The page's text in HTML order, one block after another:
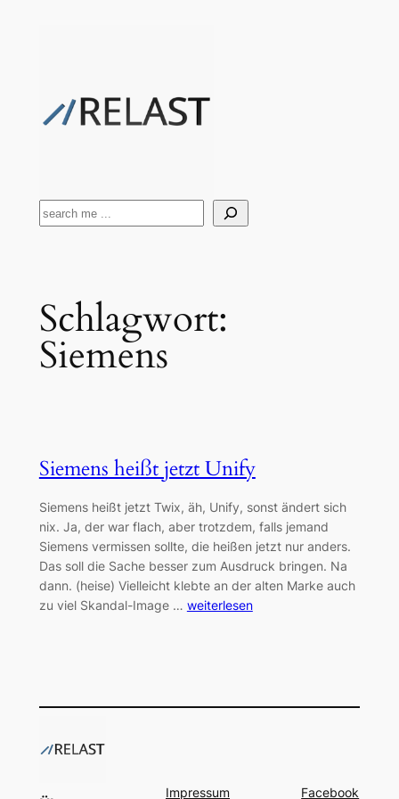
Suchen
Schlagwort:
Siemens
Siemens heißt jetzt Unify
Siemens heißt jetzt Twix, äh, Unify, sonst ändert sich
nix. Ja, der war flach, aber trotzdem, falls jemand
Siemens vermissen sollte, die heißen jetzt nur anders.
Das soll die Sache besser zum Ausdruck bringen. Na
dann. (heise) Vielleicht klebte an der alten Marke auch
zu viel Skandal-Image … weiterlesen
Impressum Facebook